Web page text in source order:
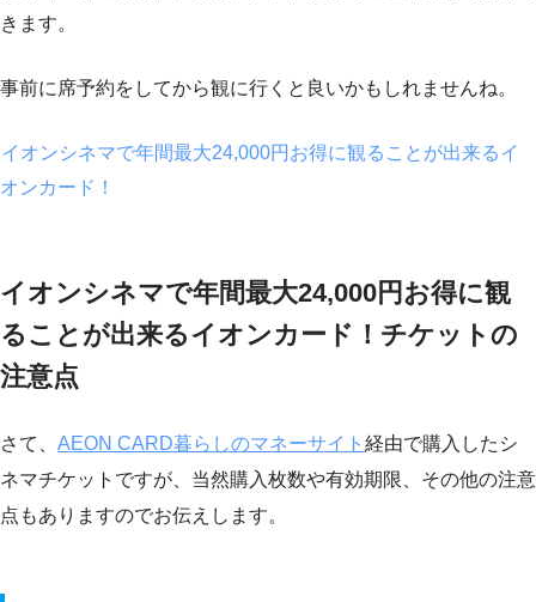
きます。
事前に席予約をしてから観に行くと良いかもしれませんね。
イオンシネマで年間最大24,000円お得に観ることが出来るイ
オンカード！
イオンシネマで年間最大24,000円お得に観
ることが出来るイオンカード！チケットの
注意点
さて、 AEON CARD暮らしのマネーサイト 経由で購入したシ
ネマチケットですが、当然購入枚数や有効期限、その他の注意
点もありますのでお伝えします。